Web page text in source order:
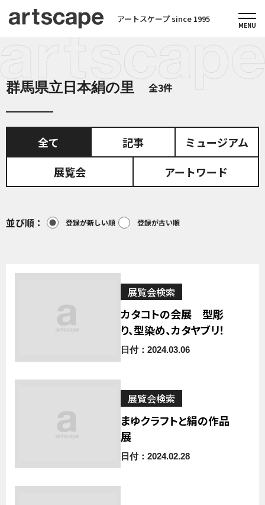
アートスケープ since 1995
群馬県立日本絹の里 全3件
全て 記事
ミュージアム
展覧会
アートワード
並び順 登録が新しい順 登録が古い順
展覧会検索
カタコトの会展 型彫
り、型染め、カタヤブリ！
日付：2024.03.06
展覧会検索
まゆクラフトと絹の作品
展
日付：2024.02.28